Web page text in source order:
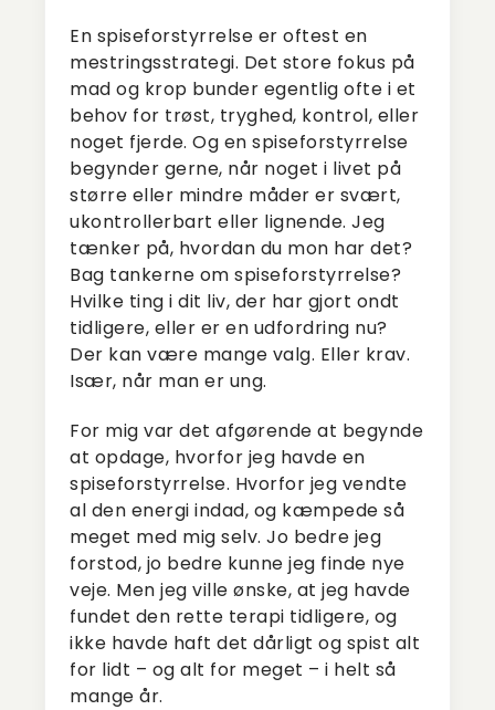
En spiseforstyrrelse er oftest en
mestringsstrategi. Det store fokus på
mad og krop bunder egentlig ofte i et
behov for trøst, tryghed, kontrol, eller
noget fjerde. Og en spiseforstyrrelse
begynder gerne, når noget i livet på
større eller mindre måder er svært,
ukontrollerbart eller lignende. Jeg
tænker på, hvordan du mon har det?
Bag tankerne om spiseforstyrrelse?
Hvilke ting i dit liv, der har gjort ondt
tidligere, eller er en udfordring nu?
Der kan være mange valg. Eller krav.
Især, når man er ung.
For mig var det afgørende at begynde
at opdage, hvorfor jeg havde en
spiseforstyrrelse. Hvorfor jeg vendte
al den energi indad, og kæmpede så
meget med mig selv. Jo bedre jeg
forstod, jo bedre kunne jeg finde nye
veje. Men jeg ville ønske, at jeg havde
fundet den rette terapi tidligere, og
ikke havde haft det dårligt og spist alt
for lidt – og alt for meget – i helt så
mange år.